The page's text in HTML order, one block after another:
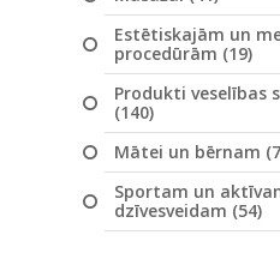
Estētiskajām un
procedūrām (19)
Produkti veselības
(140)
Mātei un bērnam
Sportam un
dzīvesveidam (54)